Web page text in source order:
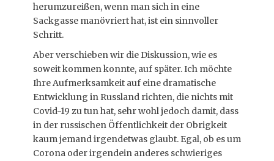
herumzureißen, wenn man sich in eine
Sackgasse manövriert hat, ist ein sinnvoller
Schritt.
Aber verschieben wir die Diskussion, wie es
soweit kommen konnte, auf später. Ich möchte
Ihre Aufmerksamkeit auf eine dramatische
Entwicklung in Russland richten, die nichts mit
Covid-19 zu tun hat, sehr wohl jedoch damit, dass
in der russischen Öffentlichkeit der Obrigkeit
kaum jemand irgendetwas glaubt. Egal, ob es um
Corona oder irgendein anderes schwieriges